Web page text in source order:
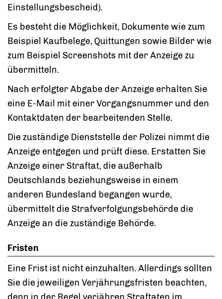
Einstellungsbescheid).
Es besteht die Möglichkeit, Dokumente wie zum
Beispiel Kaufbelege, Quittungen sowie Bilder wie
zum Beispiel Screenshots mit der Anzeige zu
übermitteln.
Nach erfolgter Abgabe der Anzeige erhalten Sie
eine E-Mail mit einer Vorgangsnummer und den
Kontaktdaten der bearbeitenden Stelle.
Die zuständige Dienststelle der Polizei nimmt die
Anzeige entgegen und prüft diese. Erstatten Sie
Anzeige einer Straftat, die außerhalb
Deutschlands beziehungsweise in einem
anderen Bundesland begangen wurde,
übermittelt die Strafverfolgungsbehörde die
Anzeige an die zuständige Behörde.
Fristen
Eine Frist ist nicht einzuhalten. Allerdings sollten
Sie die jeweiligen Verjährungsfristen beachten,